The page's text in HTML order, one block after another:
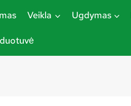
Veikla Ugdymas